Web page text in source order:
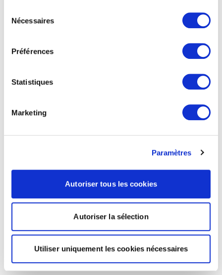
Nécessaires
Préférences
Statistiques
Marketing
Paramètres
Autoriser tous les cookies
Autoriser la sélection
Utiliser uniquement les cookies nécessaires